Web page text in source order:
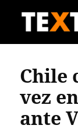
Chile
vez
ante